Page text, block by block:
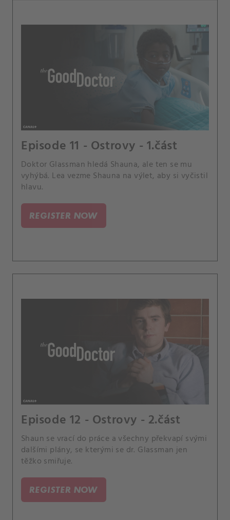
Episode 11 - Ostrovy - 1.část
Doktor Glassman hledá Shauna, ale ten se mu
vyhýbá. Lea vezme Shauna na výlet, aby si vyčistil
hlavu.
REGISTER NOW
Episode 12 - Ostrovy - 2.část
Shaun se vrací do práce a všechny překvapí svými
dalšími plány, se kterými se dr. Glassman jen
těžko smiřuje.
REGISTER NOW